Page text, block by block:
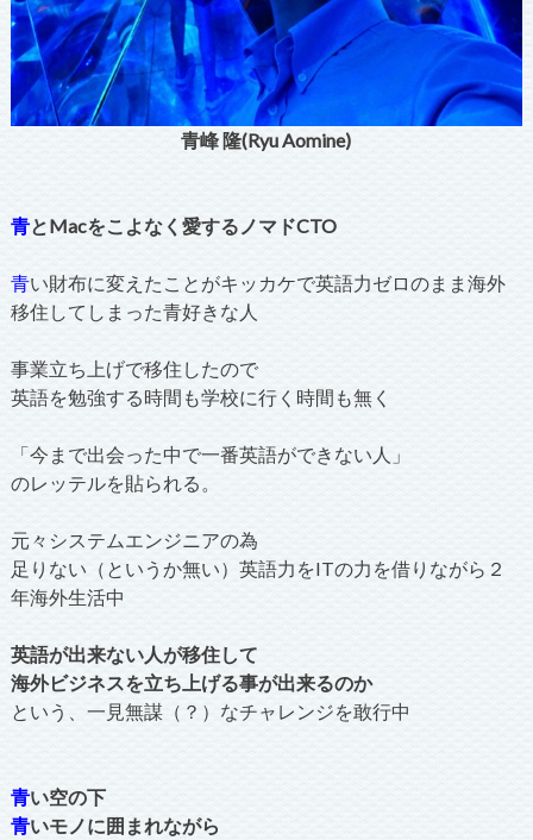
青峰 隆(Ryu Aomine)
青とMacをこよなく愛するノマドCTO
青い財布に変えたことがキッカケで英語力ゼロのまま海外
移住してしまった青好きな人
事業立ち上げで移住したので
英語を勉強する時間も学校に行く時間も無く
「今まで出会った中で一番英語ができない人」
のレッテルを貼られる。
元々システムエンジニアの為
足りない（というか無い）英語力をITの力を借りながら２
年海外生活中
英語が出来ない人が移住して
海外ビジネスを立ち上げる事が出来るのか
という、一見無謀（？）なチャレンジを敢行中
青い空の下
青いモノに囲まれながら